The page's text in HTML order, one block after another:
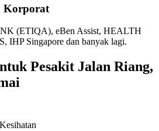
Korporat
(ETIQA), eBen Assist, HEALTH
IHP Singapore dan banyak lagi.
Pesakit Jalan Riang,